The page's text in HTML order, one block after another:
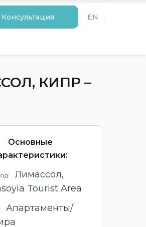
Консультация EN
КИПР –
Основные
Лимассол,
Tourist Area
Апартаменты/